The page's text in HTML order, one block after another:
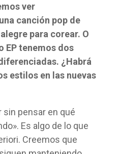
ver
canción pop de
para corear. O
EP tenemos dos
¿Habrá
estilos en las nuevas
pensar en qué
Es algo de lo que
Creemos que